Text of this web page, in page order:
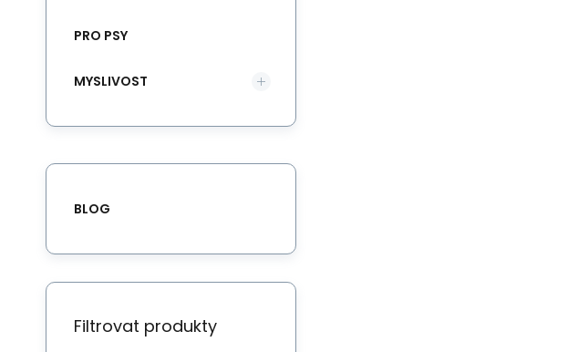
PRO PSY
MYSLIVOST
BLOG
Filtrovat produkty